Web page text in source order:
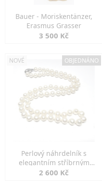
Bauer - Moriskentänzer,
Erasmus Grasser
3 500 Kč
NOVÉ OBJEDNÁNO
Perlový náhrdelník s
elegantním stříbrným
zapínáním
2 600 Kč